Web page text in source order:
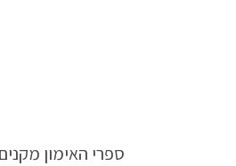
ספרי האימון